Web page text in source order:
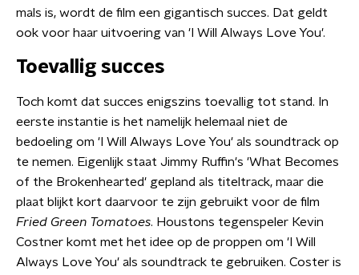
mals is, wordt de film een gigantisch succes. Dat geldt
ook voor haar uitvoering van 'I Will Always Love You'.
Toevallig succes
Toch komt dat succes enigszins toevallig tot stand. In
eerste instantie is het namelijk helemaal niet de
bedoeling om 'I Will Always Love You' als soundtrack op
te nemen. Eigenlijk staat Jimmy Ruffin's 'What Becomes
of the Brokenhearted' gepland als titeltrack, maar die
plaat blijkt kort daarvoor te zijn gebruikt voor de film
Fried Green Tomatoes. Houstons tegenspeler Kevin
Costner komt met het idee op de proppen om 'I Will
Always Love You' als soundtrack te gebruiken. Coster is